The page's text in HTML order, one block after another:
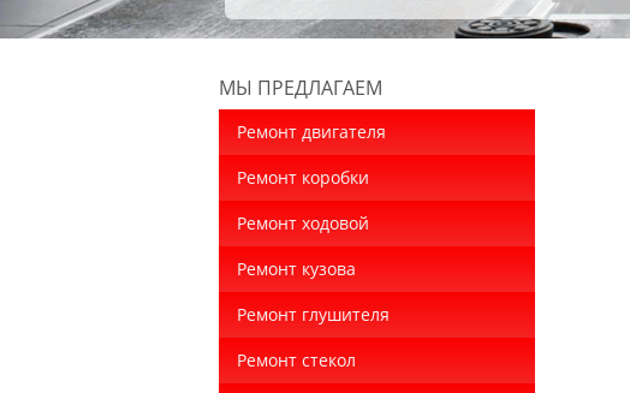
МЫ ПРЕДЛАГАЕМ
Ремонт двигателя
Ремонт коробки
Ремонт ходовой
Ремонт кузова
Ремонт глушителя
Ремонт стекол